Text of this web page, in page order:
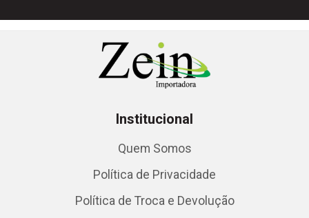
Institucional
Quem Somos
Política de Privacidade
Política de Troca e Devolução